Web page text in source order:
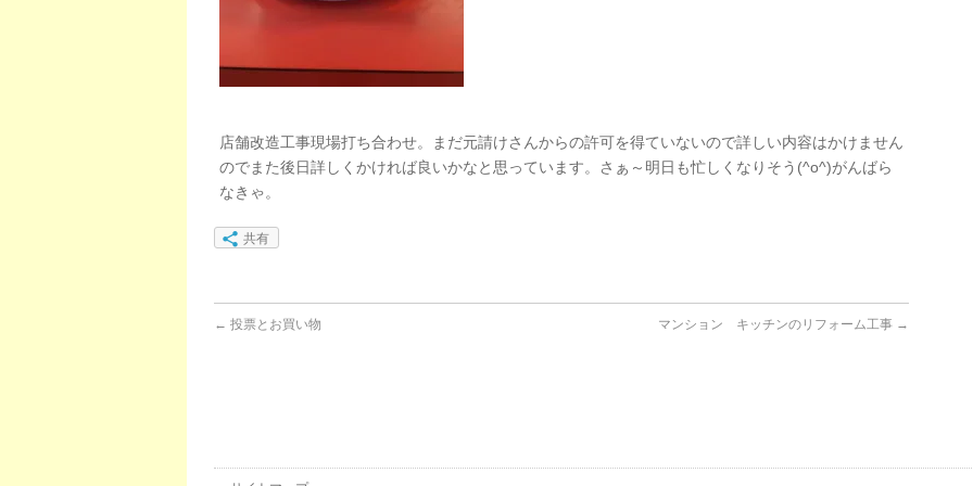
店舗改造工事現場打ち合わせ。まだ元請けさんからの許可を得ていないので詳しい内容はかけません
のでまた後日詳しくかければ良いかなと思っています。さぁ～明日も忙しくなりそう(^o^)がんばら
なきゃ。
共有
← 投票とお買い物 マンション キッチンのリフォーム工事 →